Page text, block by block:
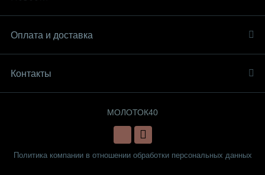
Оплата и доставка
Контакты
МОЛОТОК40
Политика компании в отношении обработки персональных данных